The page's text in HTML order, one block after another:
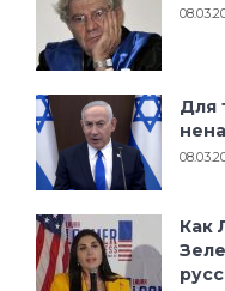
Для
Как